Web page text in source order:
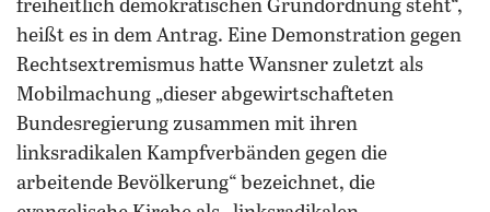
freiheitlich demokratischen Grundordnung steht“,
heißt es in dem Antrag. Eine Demonstration gegen
Rechtsextremismus hatte Wansner zuletzt als
Mobilmachung „dieser abgewirtschafteten
Bundesregierung zusammen mit ihren
linksradikalen Kampfverbänden gegen die
arbeitende Bevölkerung“ bezeichnet, die